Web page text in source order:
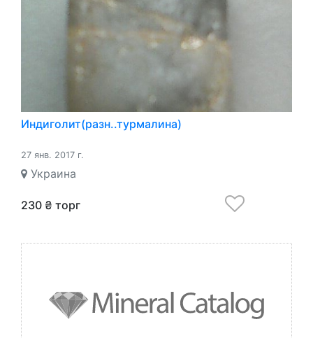
Индиголит(разн..турмалина)
27 янв. 2017 г.
Украина
230 ₴ торг